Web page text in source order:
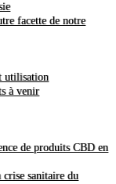
facette de notre
utilisation
à venir
de produits CBD en
crise sanitaire du